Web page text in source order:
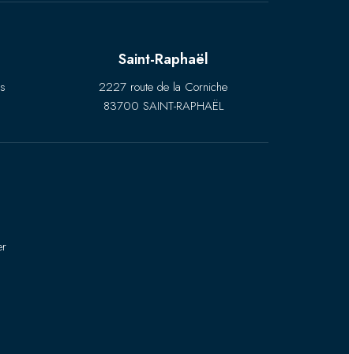
Saint-Raphaël
2227 route de la Corniche
83700 SAINT-RAPHAËL